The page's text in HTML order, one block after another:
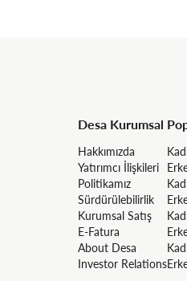
Desa Kurumsal
Hakkımızda
Yatırımcı İlişkileri
Politikamız
Sürdürülebilirlik
Kurumsal Satış
E-Fatura
About Desa
Investor Relations